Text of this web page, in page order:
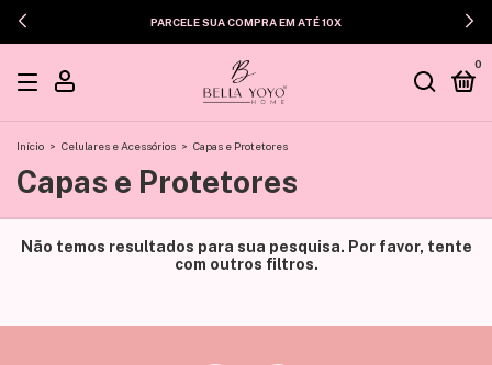
PARCELE SUA COMPRA EM ATÉ 10X
0
Início > Celulares e Acessórios > Capas e Protetores
Capas e Protetores
Não temos resultados para sua pesquisa. Por favor, tente
com outros filtros.